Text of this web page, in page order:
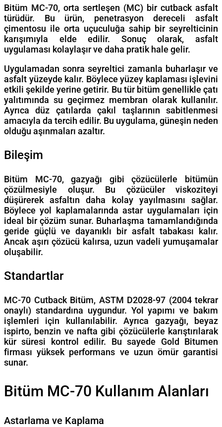
Bitüm MC-70, orta sertleşen (MC) bir cutback asfalt
türüdür. Bu ürün, penetrasyon dereceli asfalt
çimentosu ile orta uçuculuğa sahip bir seyrelticinin
karışımıyla elde edilir. Sonuç olarak, asfalt
uygulaması kolaylaşır ve daha pratik hale gelir.
Uygulamadan sonra seyreltici zamanla buharlaşır ve
asfalt yüzeyde kalır. Böylece yüzey kaplaması işlevini
etkili şekilde yerine getirir. Bu tür bitüm genellikle çatı
yalıtımında su geçirmez membran olarak kullanılır.
Ayrıca düz çatılarda çakıl taşlarının sabitlenmesi
amacıyla da tercih edilir. Bu uygulama, güneşin neden
olduğu aşınmaları azaltır.
Bileşim
Bitüm MC-70, gazyağı gibi çözücülerle bitümün
çözülmesiyle oluşur. Bu çözücüler viskoziteyi
düşürerek asfaltın daha kolay yayılmasını sağlar.
Böylece yol kaplamalarında astar uygulamaları için
ideal bir çözüm sunar. Buharlaşma tamamlandığında
geride güçlü ve dayanıklı bir asfalt tabakası kalır.
Ancak aşırı çözücü kalırsa, uzun vadeli yumuşamalar
oluşabilir.
Standartlar
MC-70 Cutback Bitüm, ASTM D2028-97 (2004 tekrar
onaylı) standardına uygundur. Yol yapımı ve bakım
işlemleri için kullanılabilir. Ayrıca gazyağı, beyaz
ispirto, benzin ve nafta gibi çözücülerle karıştırılarak
kür süresi kontrol edilir. Bu sayede Gold Bitumen
firması yüksek performans ve uzun ömür garantisi
sunar.
Bitüm MC-70 Kullanım Alanları
Astarlama ve Kaplama